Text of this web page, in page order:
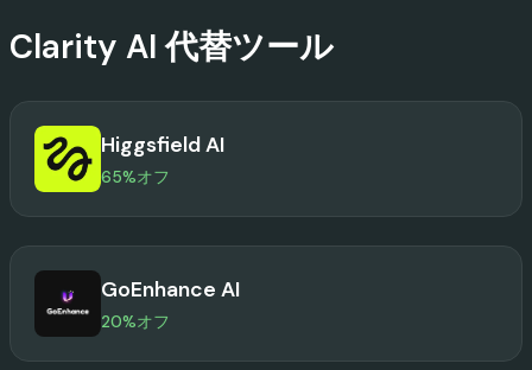
Clarity AI 代替ツール
Higgsfield AI
65%オフ
GoEnhance AI
20%オフ